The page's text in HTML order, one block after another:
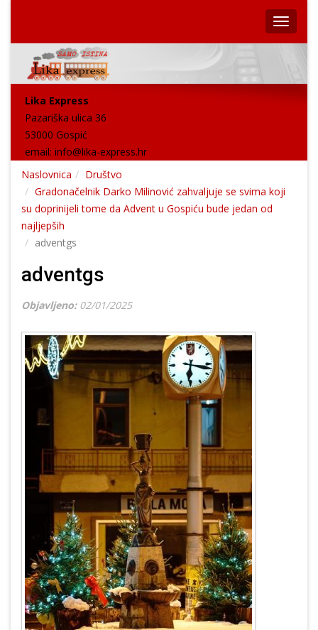
Lika Express
Pazariška ulica 36
53000 Gospić
email: info@lika-express.hr
Naslovnica
Društvo
Gradonačelnik Darko Milinović zahvaljuje se svima koji
su doprinijeli tome da Advent u Gospiću bude jedan od
najljepših
adventgs
adventgs
Objavljeno: 02/01/2025